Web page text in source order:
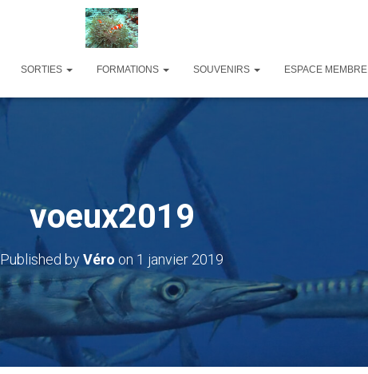
SORTIES FORMATIONS SOUVENIRS ESPACE MEMBRE
voeux2019
Published byVéro on 1 janvier 2019